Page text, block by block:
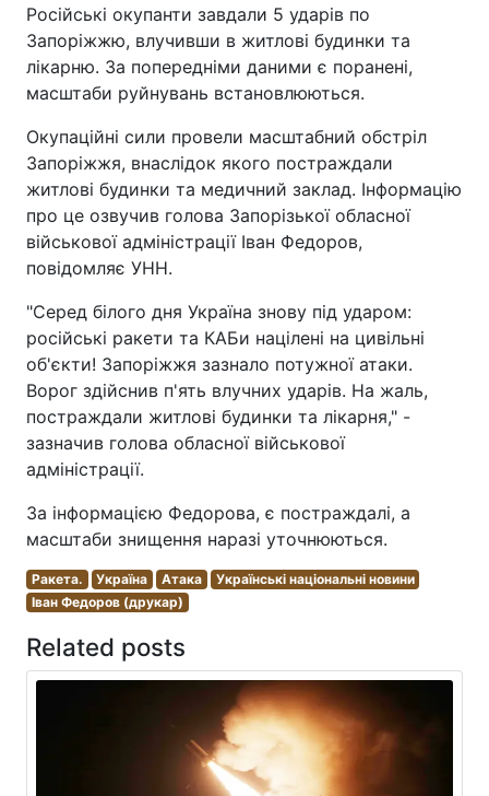
Російські окупанти завдали 5 ударів по
Запоріжжю, влучивши в житлові будинки та
лікарню. За попередніми даними є поранені,
масштаби руйнувань встановлюються.
Окупаційні сили провели масштабний обстріл
Запоріжжя, внаслідок якого постраждали
житлові будинки та медичний заклад. Інформацію
про це озвучив голова Запорізької обласної
військової адміністрації Іван Федоров,
повідомляє УНН.
"Серед білого дня Україна знову під ударом:
російські ракети та КАБи націлені на цивільні
об'єкти! Запоріжжя зазнало потужної атаки.
Ворог здійснив п'ять влучних ударів. На жаль,
постраждали житлові будинки та лікарня," -
зазначив голова обласної військової
адміністрації.
За інформацією Федорова, є постраждалі, а
масштаби знищення наразі уточнюються.
Ракета. Україна Атака
Українські національні новини
Іван Федоров (друкар)
Related posts